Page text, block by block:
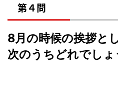
第４問
8月の時候の挨拶と
次のうちどれでしょ